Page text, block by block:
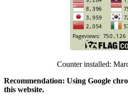
Counter installed:
Recommendation: Using Google
this website.